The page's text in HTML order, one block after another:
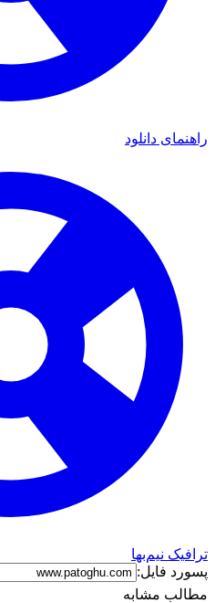
راهنمای دانلود
ترافیک نیم‌بها
پسورد فایل:
مطالب مشابه